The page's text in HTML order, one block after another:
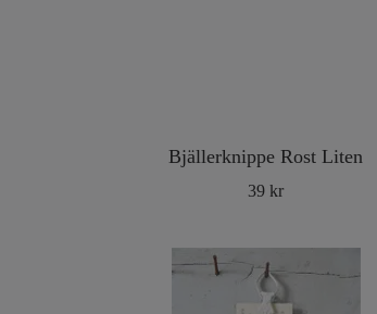
Bjällerknippe Rost Liten
39 kr